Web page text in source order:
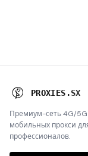
PROXIES .SX
Премиум-сеть 4G/5G
мобильных прокси
профессионалов.